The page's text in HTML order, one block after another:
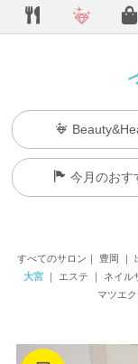
今月のおす
すべてのサロン 豊岡
大宮
エステ ネイル
マツエ